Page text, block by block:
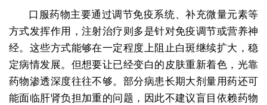
口服药物主要通过调节免疫系统、补充微量元素等
方式发挥作用，注射治疗则多是针对免疫调节或营养神
经。这些方式能够在一定程度上阻止白斑继续扩大，稳
定病情发展。但想要让已经变白的皮肤重新着色，光靠
药物渗透深度往往不够。部分病患长期大剂量用药还可
能面临肝肾负担加重的问题，因此不建议盲目依赖药物